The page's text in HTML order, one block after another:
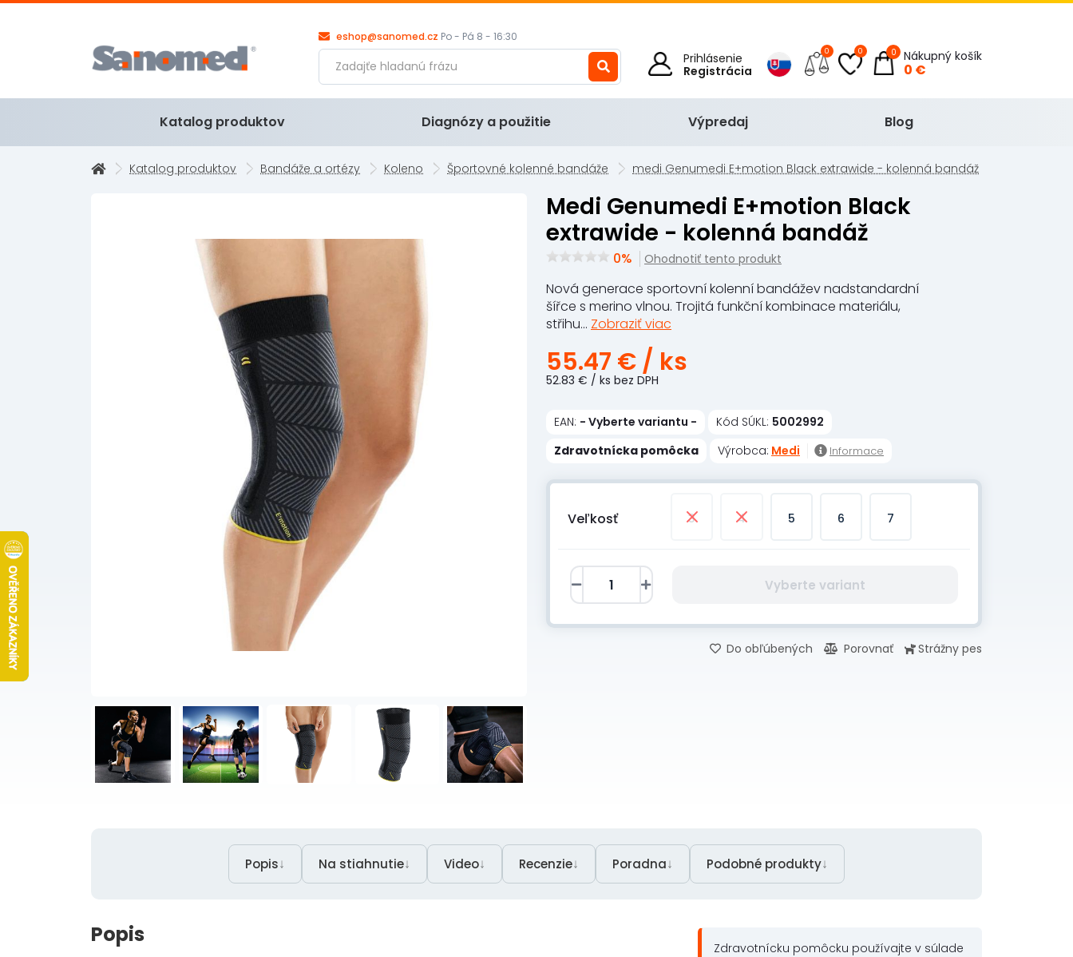
eshop@sanomed.cz Po - Pá 8 - 16:30
Prihlásenie
Registrácia
0 0 Nákupný košík
0 €
0
Katalog produktov Diagnózy a použitie Výpredaj Blog
Katalog produktov Bandáže a ortézy Koleno Športovné kolenné bandáže medi Genumedi E+motion Black extrawide - kolenná bandáž
medi Genumedi E+motion Black
extrawide - kolenná bandáž
0% Ohodnotiť tento produkt
Nová generace sportovní kolenní bandážev nadstandardní
šířce s merino vlnou. Trojitá funkční kombinace materiálu,
střihu... Zobraziť viac
55.47 € / ks
52.83 € / ks bez DPH
EAN: - Vyberte variantu - Kód SÚKL: 5002992
Zdravotnícka pomôcka
Výrobca: Medi Informace
Veľkosť 3 4 5 6 7
Vyberte variant
Do obľúbených Porovnať Strážny pes
Popis↓ Na stiahnutie↓ Video↓ Recenzie↓ Poradna↓ Podobné produkty↓
Popis
Zdravotnícku pomôcku používajte v súlade